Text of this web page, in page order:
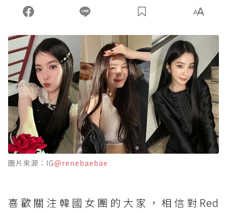
圖片來源：IG@renebaebae
喜歡關注韓國女團的大家，相信對Red